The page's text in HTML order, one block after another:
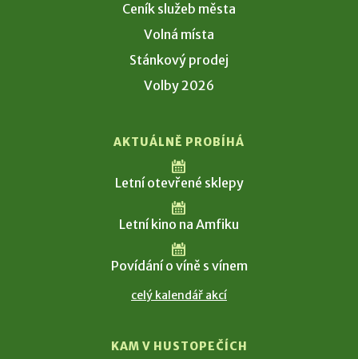
Ceník služeb města
Volná místa
Stánkový prodej
Volby 2026
AKTUÁLNĚ PROBÍHÁ
Letní otevřené sklepy
Letní kino na Amfiku
Povídání o víně s vínem
celý kalendář akcí
KAM V HUSTOPEČÍCH